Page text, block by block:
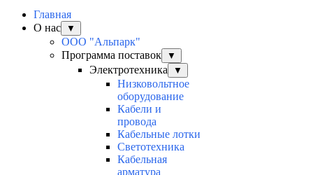
Главная
О нас
▼
ООО "Альпарк"
Программа поставок
▼
Электротехника ▼
Низковольтное
оборудование
Кабели и
провода
Кабельные лотки
Светотехника
Кабельная
арматура